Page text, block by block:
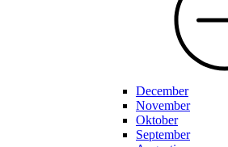
December
November
Oktober
September